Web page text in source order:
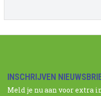
INSCHRIJVEN
Meld je nu aan voor extra